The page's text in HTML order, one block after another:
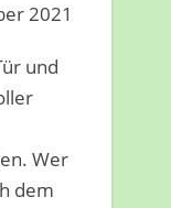
2021
und
Wer
dem